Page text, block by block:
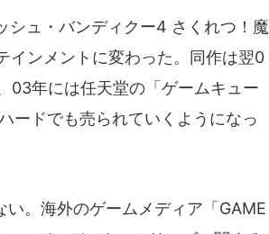
ュ・バンディクー4 さくれつ！魔
インメントに変わった。同作は翌0
03年には任天堂の「ゲームキュー
ードでも売られていくようになっ
。海外のゲームメディア「GAME